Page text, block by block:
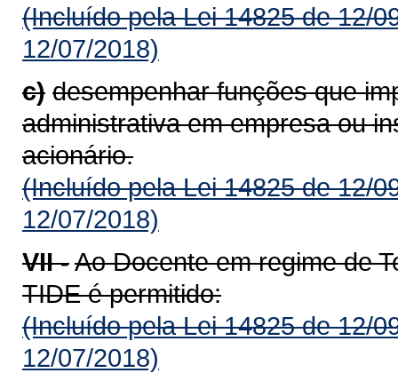
(Incluído pela Lei 14825 de 12/
12/07/2018)
c) desempenhar funções que
administrativa em empresa ou
acionário.
(Incluído pela Lei 14825 de 12/
12/07/2018)
VII -Ao Docente em regime de
TIDE é permitido:
(Incluído pela Lei 14825 de 12/
12/07/2018)